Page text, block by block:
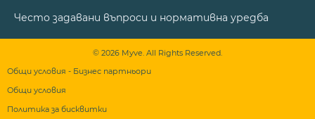
Често задавани въпроси и нормативна уредба
© 2026 Myve. All Rights Reserved.
Общи условия - Бизнес партньори
Общи условия
Политика за бисквитки